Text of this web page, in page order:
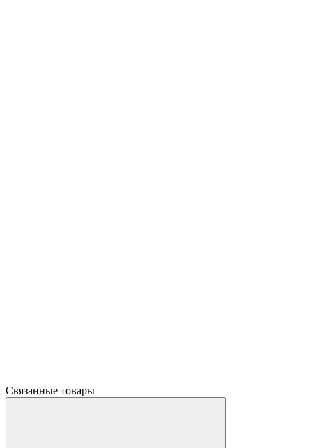
Связанные товары